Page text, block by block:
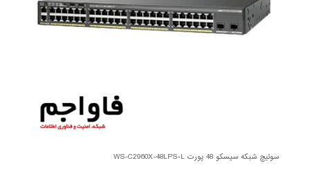
سوئیچ شبکه سیسکو 48 پورت WS-C2960X-48LPS-L